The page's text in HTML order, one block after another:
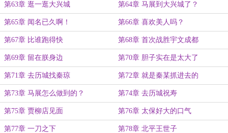
第63章 逛一逛大兴城 第64章 马展到大兴城了？
第65章 闻名已久啊！ 第66章 喜欢美人吗？
第67章 比谁跑得快 第68章 首次战胜宇文成都
第69章 留在朕身边 第70章 胆子实在是太大了
第71章 去历城找秦琼 第72章 就是秦某抓进去的
第73章 马展怎么做到的？ 第74章 去历城祝寿
第75章 贾柳店见面 第76章 太保好大的口气
第77章 一刀之下 第78章 北平王世子